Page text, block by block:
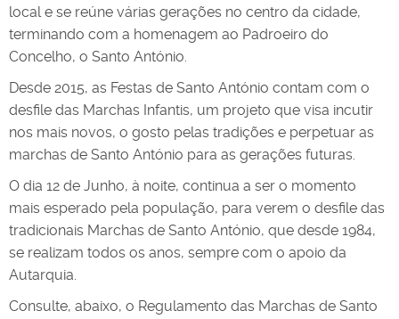
local e se reúne várias gerações no centro da cidade,
terminando com a homenagem ao Padroeiro do
Concelho, o Santo António.
Desde 2015, as Festas de Santo António contam com o
desfile das Marchas Infantis, um projeto que visa incutir
nos mais novos, o gosto pelas tradições e perpetuar as
marchas de Santo António para as gerações futuras.
O dia 12 de Junho, à noite, continua a ser o momento
mais esperado pela população, para verem o desfile das
tradicionais Marchas de Santo António, que desde 1984,
se realizam todos os anos, sempre com o apoio da
Autarquia.
Consulte, abaixo, o Regulamento das Marchas de Santo